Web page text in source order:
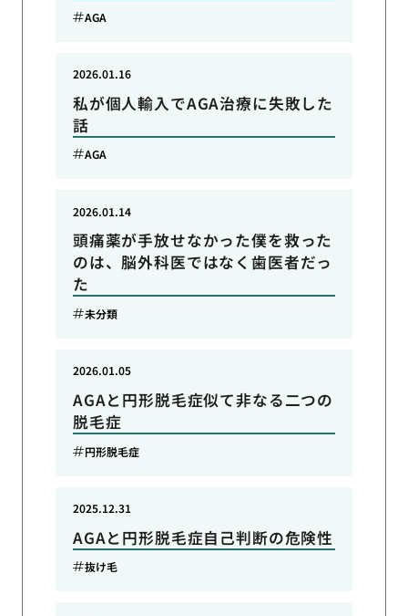
AGA
私が個人輸入でAGA治療に失敗した
話
2026.01.16
AGA
頭痛薬が手放せなかった僕を救った
のは、脳外科医ではなく歯医者だっ
た
2026.01.14
未分類
AGAと円形脱毛症似て非なる二つの
脱毛症
2026.01.05
円形脱毛症
AGAと円形脱毛症自己判断の危険性
2025.12.31
抜け毛